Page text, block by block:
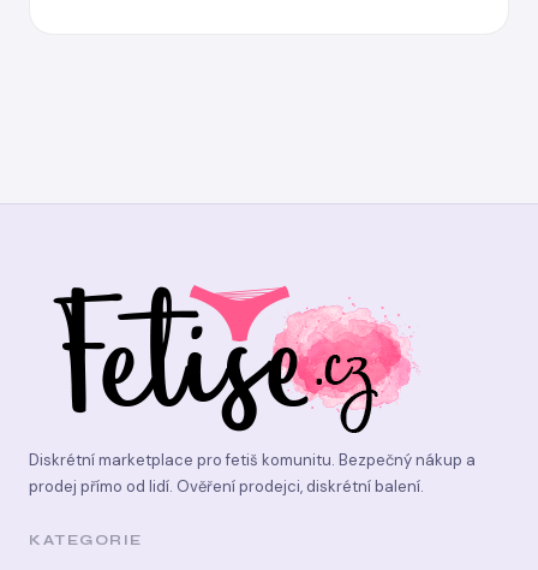
Diskrétní marketplace pro fetiš komunitu. Bezpečný nákup a
prodej přímo od lidí. Ověření prodejci, diskrétní balení.
KATEGORIE